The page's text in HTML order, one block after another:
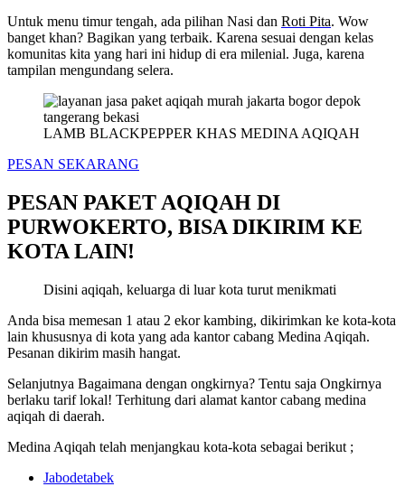
Untuk menu timur tengah, ada pilihan Nasi dan Roti Pita. Wow
banget khan? Bagikan yang terbaik. Karena sesuai dengan kelas
komunitas kita yang hari ini hidup di era milenial. Juga, karena
tampilan mengundang selera.
LAMB BLACKPEPPER KHAS MEDINA AQIQAH
PESAN SEKARANG
PESAN PAKET AQIQAH DI
PURWOKERTO, BISA DIKIRIM KE
KOTA LAIN!
Disini aqiqah, keluarga di luar kota turut menikmati
Anda bisa memesan 1 atau 2 ekor kambing, dikirimkan ke kota-kota
lain khususnya di kota yang ada kantor cabang Medina Aqiqah.
Pesanan dikirim masih hangat.
Selanjutnya Bagaimana dengan ongkirnya? Tentu saja Ongkirnya
berlaku tarif lokal! Terhitung dari alamat kantor cabang medina
aqiqah di daerah.
Medina Aqiqah telah menjangkau kota-kota sebagai berikut ;
Jabodetabek